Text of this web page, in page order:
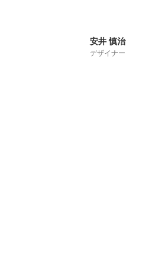
安井 慎治
デザイナー